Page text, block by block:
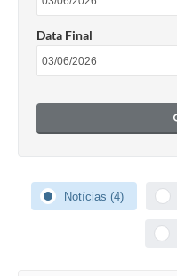
Contas Públicas
Agenda
Data Final
Notícias (4)